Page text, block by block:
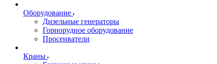
Оборудование
Дизельные генераторы
Горнорудное оборудование
Просеиватели
Краны